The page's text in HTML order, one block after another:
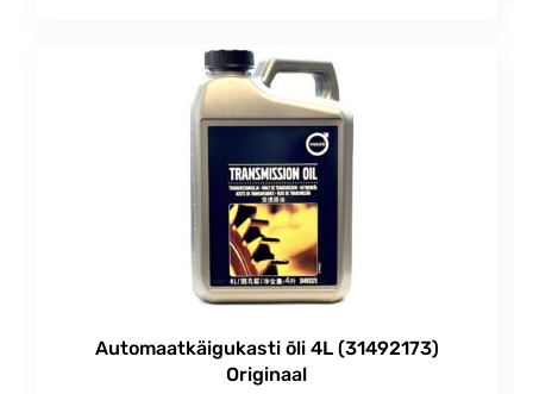
Automaatkäigukasti õli 4L (31492173)
Originaal